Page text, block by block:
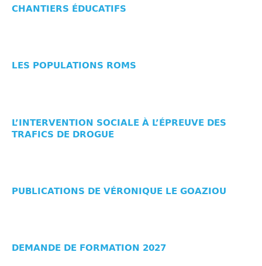
CHANTIERS ÉDUCATIFS
LES POPULATIONS ROMS
L’INTERVENTION SOCIALE À L’ÉPREUVE DES
TRAFICS DE DROGUE
PUBLICATIONS DE VÉRONIQUE LE GOAZIOU
DEMANDE DE FORMATION 2027